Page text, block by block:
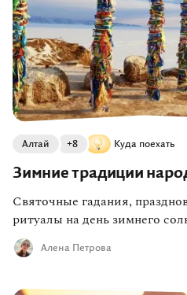
Подписаться
Пн-Пт:10:00–20:00
Сб:11:00–20:00
Куда поехать
+8
Алтай
Зимние традиции
Святочные гадания,
ритуалы на день зимнего
Алена Петрова